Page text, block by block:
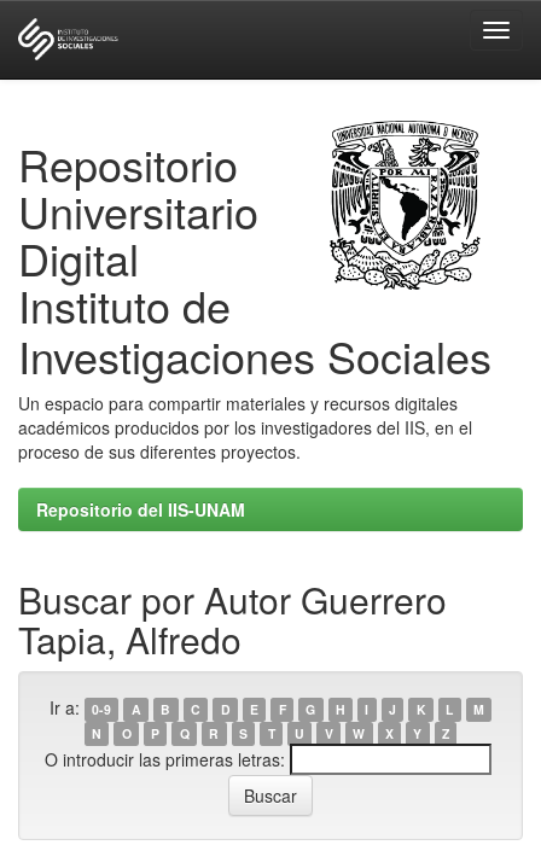
Repositorio
Universitario
Digital
Instituto de
Investigaciones Sociales
Un espacio para compartir materiales y recursos digitales
académicos producidos por los investigadores del IIS, en el
proceso de sus diferentes proyectos.
Repositorio del IIS-UNAM
Buscar por Autor Guerrero
Tapia, Alfredo
Ir a: 0-9 A B C D E F G H I J K L
M
N
O P Q R S T U V W X Y Z
O introducir las primeras letras: